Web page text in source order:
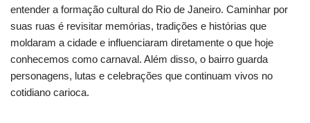
entender a formação cultural do Rio de Janeiro. Caminhar por
suas ruas é revisitar memórias, tradições e histórias que
moldaram a cidade e influenciaram diretamente o que hoje
conhecemos como carnaval. Além disso, o bairro guarda
personagens, lutas e celebrações que continuam vivos no
cotidiano carioca.